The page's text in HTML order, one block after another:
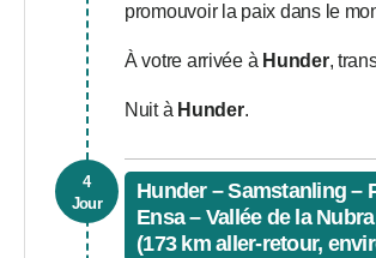
promouvoir la paix dans le
À votre arrivée à Hunder,
Nuit à Hunder.
4
Jour
Hunder – Samstanling –
Ensa – Vallée de la
(173 km aller-retour,